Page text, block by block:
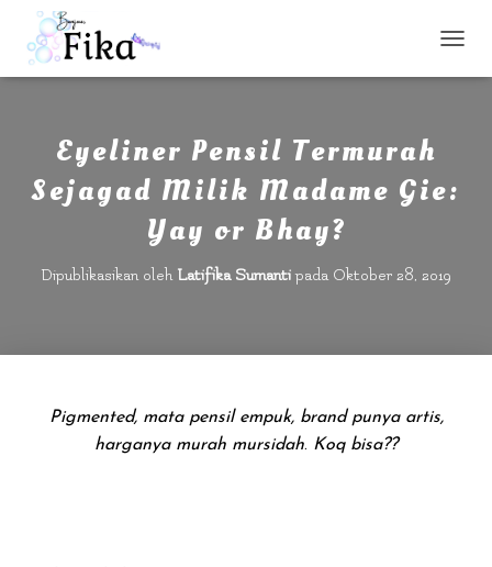
O
A
Eyeliner Pensil Termurah
Sejagad Milik Madame Gie:
Yay or Bhay?
Dipublikasikan oleh Latifika Sumantipada Oktober 28, 2019
Pigmented, mata pensil empuk, brand punya artis,
harganya murah mursidah. Koq bisa??